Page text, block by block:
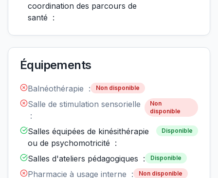
coordination des parcours de
santé :
Équipements
Balnéothérapie : Non disponible
Salle de stimulation sensorielle
:
Non
disponible
Salles équipées de kinésithérapie
ou de psychomotricité :
Disponible
Salles d'ateliers pédagogiques : Disponible
Pharmacie à usage interne : Non disponible